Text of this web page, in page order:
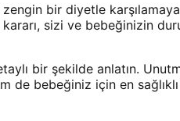
bir diyetle karşılamaya
sizi ve bebeğinizin
bir şekilde anlatın.
de bebeğiniz için en